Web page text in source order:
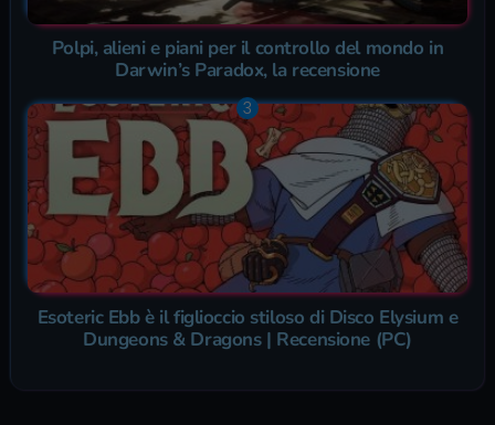
Polpi, alieni e piani per il controllo del mondo in
Darwin’s Paradox, la recensione
Esoteric Ebb è il figlioccio stiloso di Disco Elysium e
Dungeons & Dragons | Recensione (PC)